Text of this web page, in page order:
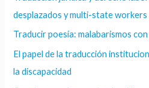
desplazados y multi-state workers
Traducir poesía: malabarismos
El papel de la traducción
la discapacidad